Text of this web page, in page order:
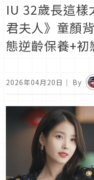
IU 32歲長這樣
君夫人》童顏
態逆齡保養+
2026年04月20日 ｜ By